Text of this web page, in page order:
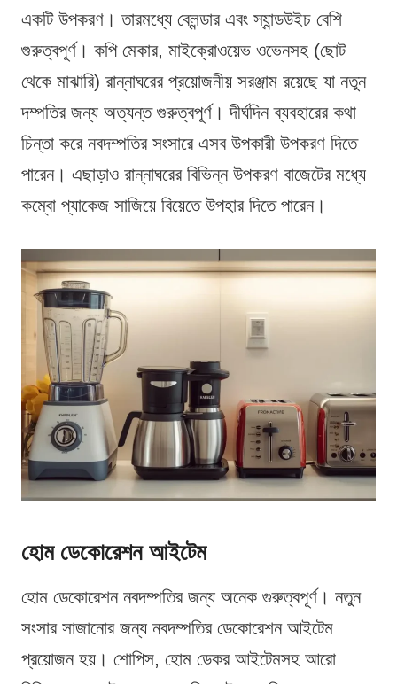
একটি উপকরণ। তারমধ্যে ব্লেন্ডার এবং স্যান্ডউইচ বেশি
গুরুত্বপূর্ণ। কপি মেকার, মাইক্রোওয়েভ ওভেনসহ (ছোট
থেকে মাঝারি) রান্নাঘরের প্রয়োজনীয় সরঞ্জাম রয়েছে যা নতুন
দম্পতির জন্য অত্যন্ত গুরুত্বপূর্ণ। দীর্ঘদিন ব্যবহারের কথা
চিন্তা করে নবদম্পতির সংসারে এসব উপকারী উপকরণ দিতে
পারেন। এছাড়াও রান্নাঘরের বিভিন্ন উপকরণ বাজেটের মধ্যে
কম্বো প্যাকেজ সাজিয়ে বিয়েতে উপহার দিতে পারেন।
হোম ডেকোরেশন আইটেম
হোম ডেকোরেশন নবদম্পতির জন্য অনেক গুরুত্বপূর্ণ। নতুন
সংসার সাজানোর জন্য নবদম্পতির ডেকোরেশন আইটেম
প্রয়োজন হয়। শোপিস, হোম ডেকর আইটেমসহ আরো